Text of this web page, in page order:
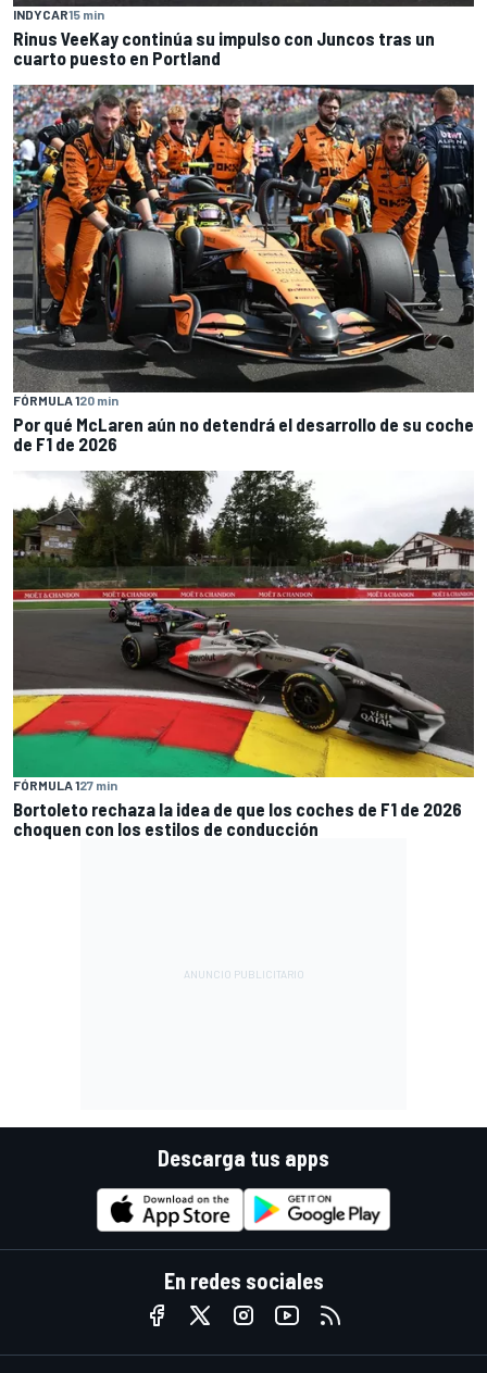
INDYCAR15 min
Rinus VeeKay continúa su impulso con Juncos tras un
cuarto puesto en Portland
FÓRMULA 120 min
Por qué McLaren aún no detendrá el desarrollo de su coche
de F1 de 2026
FÓRMULA 127 min
Bortoleto rechaza la idea de que los coches de F1 de 2026
choquen con los estilos de conducción
Descarga tus apps
En redes sociales